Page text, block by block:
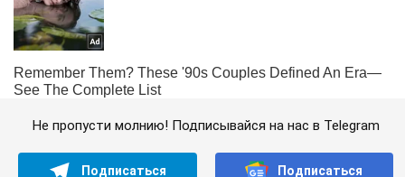
Не пропусти молнию! Подписывайся на нас в Telegram
Подписаться Подписаться